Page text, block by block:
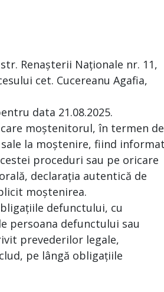
Renașterii Naționale nr. 11,
cet. Cucereanu Agafia,
data 21.08.2025.
moștenitorul, în termen de
la moștenire, fiind informat
proceduri sau pe oricare
declarația autentică de
moștenirea.
defunctului, cu
persoana defunctului sau
prevederilor legale,
pe lângă obligațiile